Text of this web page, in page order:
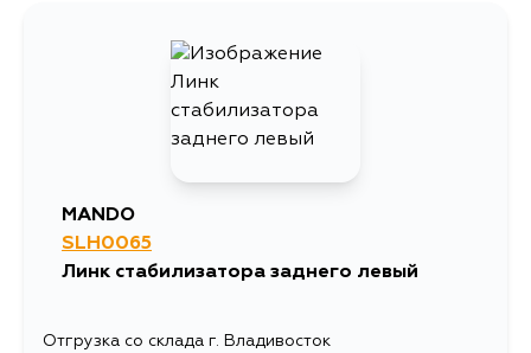
MANDO
SLH0065
Линк стабилизатора заднего левый
Отгрузка со склада г. Владивосток